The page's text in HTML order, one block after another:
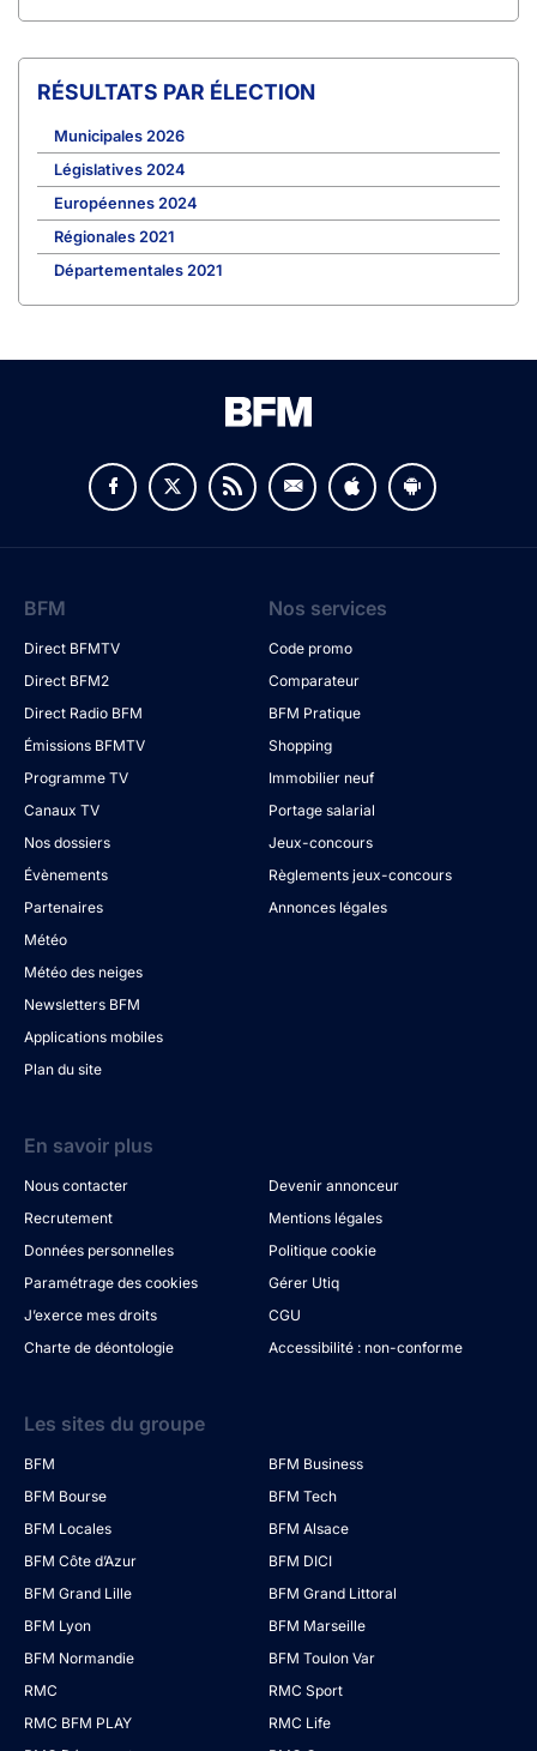
RÉSULTATS PAR ÉLECTION
Municipales 2026
Législatives 2024
Européennes 2024
Régionales 2021
Départementales 2021
BFM
Direct BFMTV
Direct BFM2
Direct Radio BFM
Émissions BFMTV
Programme TV
Canaux TV
Nos dossiers
Évènements
Partenaires
Météo
Météo des neiges
Newsletters BFM
Applications mobiles
Plan du site
Nos services
Code promo
Comparateur
BFM Pratique
Shopping
Immobilier neuf
Portage salarial
Jeux-concours
Règlements jeux-concours
Annonces légales
En savoir plus
Nous contacter
Devenir annonceur
Recrutement
Mentions légales
Données personnelles
Politique cookie
Paramétrage des cookies
Gérer Utiq
J’exerce mes droits
CGU
Charte de déontologie
Accessibilité : non-conforme
Les sites du groupe
BFM
BFM Business
BFM Bourse
BFM Tech
BFM Locales
BFM Alsace
BFM Côte d’Azur
BFM DICI
BFM Grand Lille
BFM Grand Littoral
BFM Lyon
BFM Marseille
BFM Normandie
BFM Toulon Var
RMC
RMC Sport
RMC BFM PLAY
RMC Life